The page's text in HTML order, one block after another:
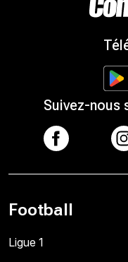
Suivez-nous
Football
Ligue 1